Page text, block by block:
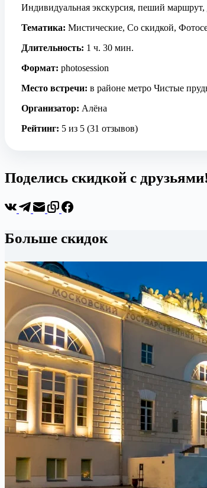
Индивидуальная экскурсия, пеший маршрут,
Тематика: Мистические, Со скидкой,
Длительность: 1 ч. 30 мин.
Формат: photosession
Место встречи: в районе метро Чистые
Организатор: Алёна
Рейтинг: 5 из 5 (31 отзывов)
Поделись скидкой с друзьями!
Больше скидок